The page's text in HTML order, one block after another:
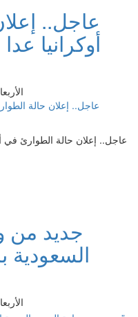
عاجل..
أوكرانيا
الأربعاء 23 فبراير 2022
عاجل.. إعلان حالة الطوارئ في
جديد من
السعودية
الأربعاء 23 فبراير 2022